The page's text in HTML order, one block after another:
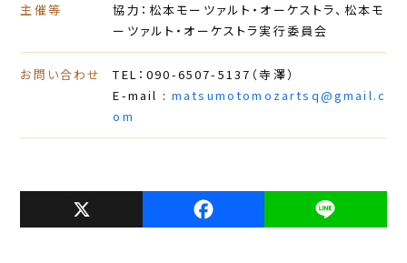
主催等
協力：松本モーツァルト・オーケストラ、松本モ
ーツァルト・オーケストラ実行委員会
お問い合わせ
TEL：090-6507-5137（寺澤）
E-mail : matsumotomozartsq@gmail.c
om
X
F
a
L
i